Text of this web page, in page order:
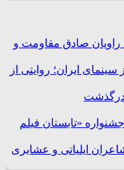
راویان صادق مقاومت و
ایران؛ روایتی از
درگذشت
«تابستان فیلم
ایلیاتی و عشایری